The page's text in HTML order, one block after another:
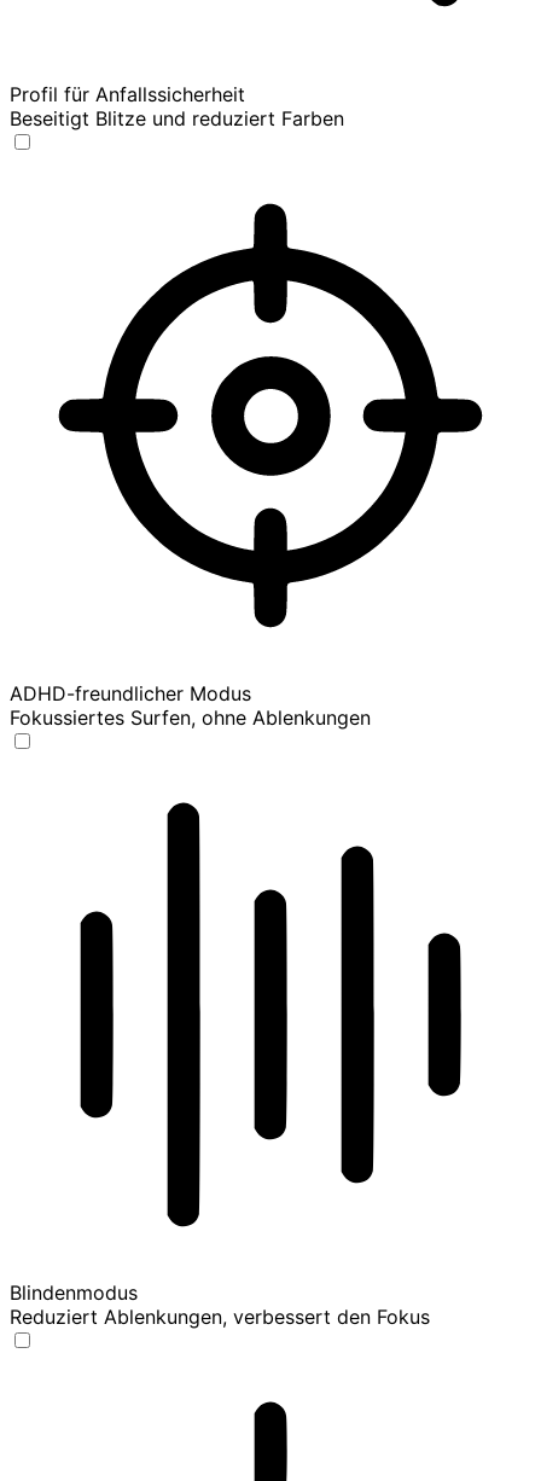
Profil für Anfallssicherheit
Beseitigt Blitze und reduziert Farben
ADHD-freundlicher Modus
Fokussiertes Surfen, ohne Ablenkungen
Blindenmodus
Reduziert Ablenkungen, verbessert den Fokus